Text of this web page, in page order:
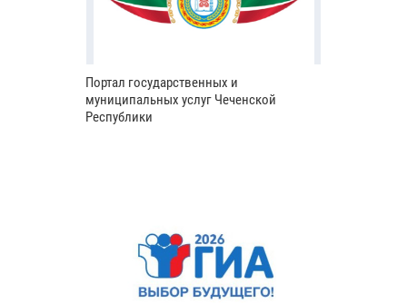
Портал государственных и
муниципальных услуг Чеченской
Республики